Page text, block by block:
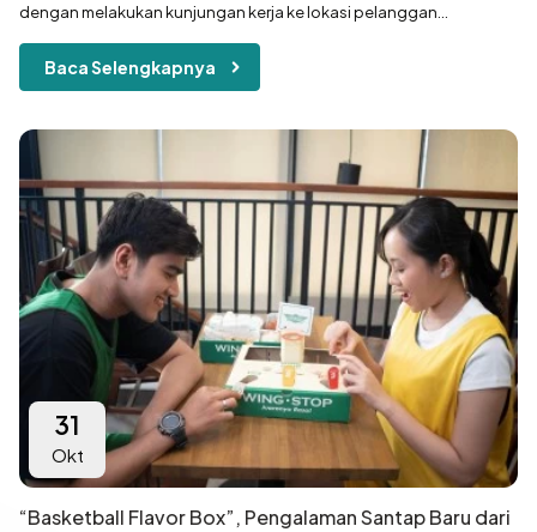
dengan melakukan kunjungan kerja ke lokasi pelanggan...
Baca Selengkapnya
31
Okt
“Basketball Flavor Box”, Pengalaman Santap Baru dari